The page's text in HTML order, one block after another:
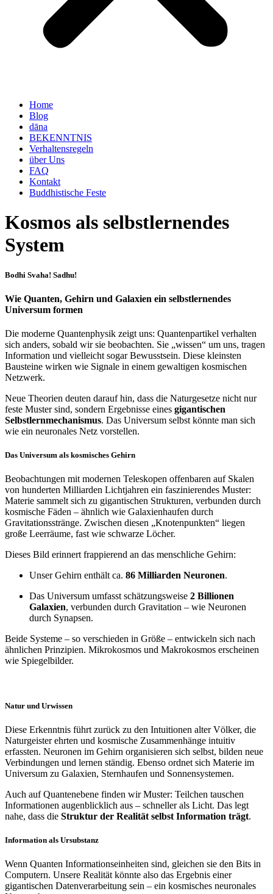
Home
Blog
dāna
BEKENNTNIS
Verhaltensregeln
über Uns
FAQ
Kontakt
Buddhistische Feste
Kosmos als selbstlernendes
System
Bodhi Svaha! Sadhu!
Wie Quanten, Gehirn und Galaxien ein selbstlernendes
Universum formen
Die moderne Quantenphysik zeigt uns: Quantenpartikel verhalten
sich anders, sobald wir sie beobachten. Sie „wissen“ um uns, tragen
Information und vielleicht sogar Bewusstsein. Diese kleinsten
Bausteine wirken wie Signale in einem gewaltigen kosmischen
Netzwerk.
Neue Theorien deuten darauf hin, dass die Naturgesetze nicht nur
feste Muster sind, sondern Ergebnisse eines gigantischen
Selbstlernmechanismus. Das Universum selbst könnte man sich
wie ein neuronales Netz vorstellen.
Das Universum als kosmisches Gehirn
Beobachtungen mit modernen Teleskopen offenbaren auf Skalen
von hunderten Milliarden Lichtjahren ein faszinierendes Muster:
Materie sammelt sich zu gigantischen Strukturen, verbunden durch
kosmische Fäden – ähnlich wie Galaxienhaufen durch
Gravitationsstränge. Zwischen diesen „Knotenpunkten“ liegen
große Leerräume, fast wie schwarze Löcher.
Dieses Bild erinnert frappierend an das menschliche Gehirn:
Unser Gehirn enthält ca. 86 Milliarden Neuronen.
Das Universum umfasst schätzungsweise 2 Billionen
Galaxien, verbunden durch Gravitation – wie Neuronen
durch Synapsen.
Beide Systeme – so verschieden in Größe – entwickeln sich nach
ähnlichen Prinzipien. Mikrokosmos und Makrokosmos erscheinen
wie Spiegelbilder.
Natur und Urwissen
Diese Erkenntnis führt zurück zu den Intuitionen alter Völker, die
Naturgeister ehrten und kosmische Zusammenhänge intuitiv
erfassten. Neuronen im Gehirn organisieren sich selbst, bilden neue
Verbindungen und lernen ständig. Ebenso ordnet sich Materie im
Universum zu Galaxien, Sternhaufen und Sonnensystemen.
Auch auf Quantenebene finden wir Muster: Teilchen tauschen
Informationen augenblicklich aus – schneller als Licht. Das legt
nahe, dass die Struktur der Realität selbst Information trägt.
Information als Ursubstanz
Wenn Quanten Informationseinheiten sind, gleichen sie den Bits in
Computern. Unsere Realität könnte also das Ergebnis einer
gigantischen Datenverarbeitung sein – ein kosmisches neuronales